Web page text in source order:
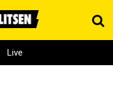
Live